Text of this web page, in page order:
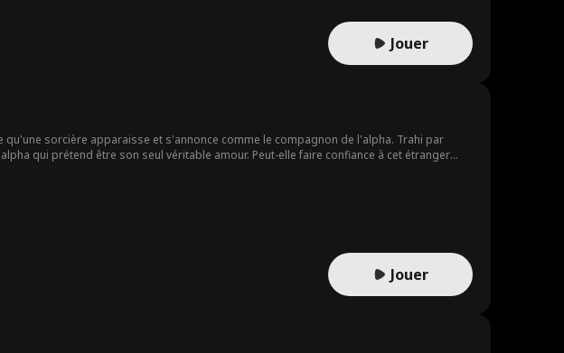
Jouer
qu'une sorcière apparaisse et s'annonce comme le compagnon de l'alpha. Trahi par
qui prétend être son seul véritable amour. Peut-elle faire confiance à cet étranger
Jouer